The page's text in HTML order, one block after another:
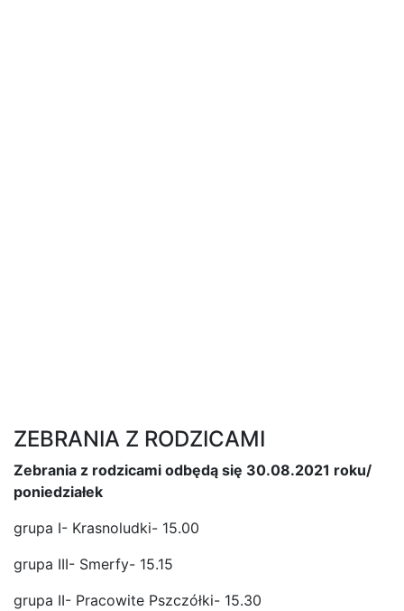
ZEBRANIA Z RODZICAMI
Zebrania z rodzicami odbędą się 30.08.2021 roku/
poniedziałek
grupa I- Krasnoludki- 15.00
grupa III- Smerfy- 15.15
grupa II- Pracowite Pszczółki- 15.30